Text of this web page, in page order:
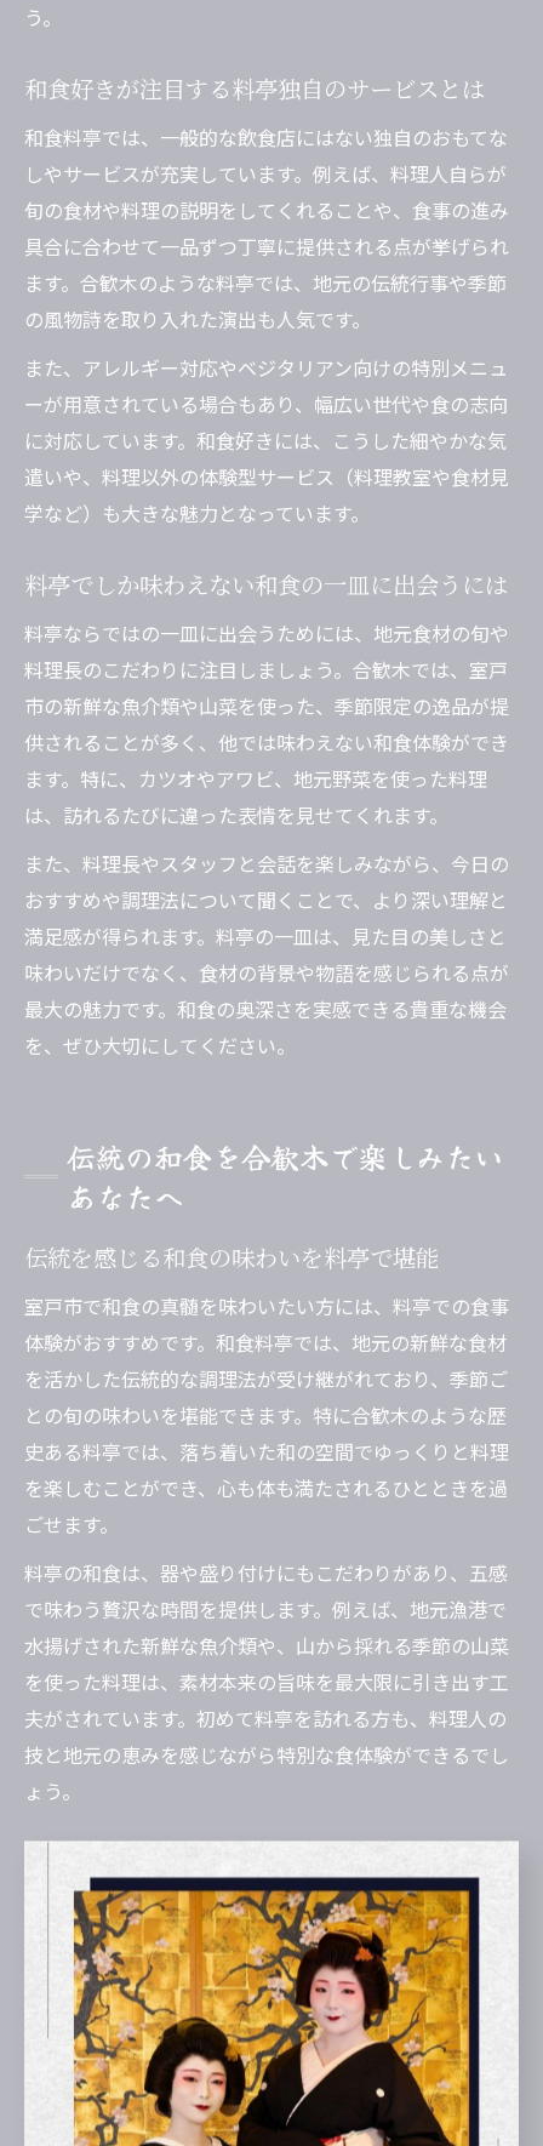
う。
和食好きが注目する料亭独自のサービスとは
和食料亭では、一般的な飲食店にはない独自のおもてな
しやサービスが充実しています。例えば、料理人自らが
旬の食材や料理の説明をしてくれることや、食事の進み
具合に合わせて一品ずつ丁寧に提供される点が挙げられ
ます。合歓木のような料亭では、地元の伝統行事や季節
の風物詩を取り入れた演出も人気です。
また、アレルギー対応やベジタリアン向けの特別メニュ
ーが用意されている場合もあり、幅広い世代や食の志向
に対応しています。和食好きには、こうした細やかな気
遣いや、料理以外の体験型サービス（料理教室や食材見
学など）も大きな魅力となっています。
料亭でしか味わえない和食の一皿に出会うには
料亭ならではの一皿に出会うためには、地元食材の旬や
料理長のこだわりに注目しましょう。合歓木では、室戸
市の新鮮な魚介類や山菜を使った、季節限定の逸品が提
供されることが多く、他では味わえない和食体験ができ
ます。特に、カツオやアワビ、地元野菜を使った料理
は、訪れるたびに違った表情を見せてくれます。
また、料理長やスタッフと会話を楽しみながら、今日の
おすすめや調理法について聞くことで、より深い理解と
満足感が得られます。料亭の一皿は、見た目の美しさと
味わいだけでなく、食材の背景や物語を感じられる点が
最大の魅力です。和食の奥深さを実感できる貴重な機会
を、ぜひ大切にしてください。
伝統の和食を合歓木で楽しみたい
あなたへ
伝統を感じる和食の味わいを料亭で堪能
室戸市で和食の真髄を味わいたい方には、料亭での食事
体験がおすすめです。和食料亭では、地元の新鮮な食材
を活かした伝統的な調理法が受け継がれており、季節ご
との旬の味わいを堪能できます。特に合歓木のような歴
史ある料亭では、落ち着いた和の空間でゆっくりと料理
を楽しむことができ、心も体も満たされるひとときを過
ごせます。
料亭の和食は、器や盛り付けにもこだわりがあり、五感
で味わう贅沢な時間を提供します。例えば、地元漁港で
水揚げされた新鮮な魚介類や、山から採れる季節の山菜
を使った料理は、素材本来の旨味を最大限に引き出す工
夫がされています。初めて料亭を訪れる方も、料理人の
技と地元の恵みを感じながら特別な食体験ができるでし
ょう。
合歓木では、和食料亭ならではの美しい盛り付けや設え
が大きな魅力です。伝統的な和の趣を大切にした内装
や、季節感あふれる器選び、料理の見た目の美しさに至
るまで、細やかな心配りが感じられます。こうした美意
識は、日本の食文化が大切にしてきた「目でも味わう」
楽しみを体現しています。